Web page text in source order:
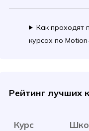
Как проходят
курсах по
Рейтинг лучших
Курс